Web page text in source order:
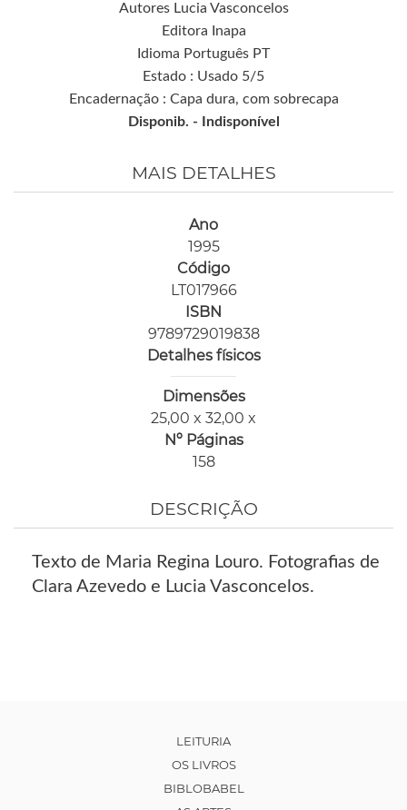
Autores Lucia Vasconcelos
Editora Inapa
Idioma Português PT
Estado : Usado 5/5
Encadernação : Capa dura, com sobrecapa
Disponib. -
Indisponível
MAIS DETALHES
Ano
1995
Código
LT017966
ISBN
9789729019838
Detalhes físicos
Dimensões
25,00 x 32,00 x
Nº Páginas
158
DESCRIÇÃO
Texto de Maria Regina Louro. Fotografias de
Clara Azevedo e Lucia Vasconcelos.
LEITURIA
OS LIVROS
BIBLOBABEL